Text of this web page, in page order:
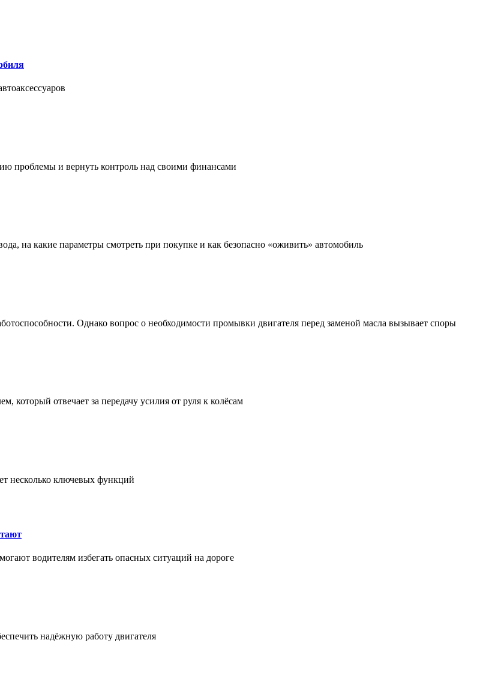
проблемы и вернуть контроль над своими финансами
на какие параметры смотреть при покупке и как безопасно «оживить» автомобиль
Однако вопрос о необходимости промывки двигателя перед заменой масла вызывает споры
который отвечает за передачу усилия от руля к колёсам
несколько ключевых функций
водителям избегать опасных ситуаций на дороге
надёжную работу двигателя